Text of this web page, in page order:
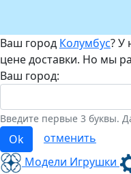
Ваш город Колумбус? У
цене доставки. Но мы
Ваш город:
Введите первые 3 буквы.
Ok
отменить
Модели Игрушки